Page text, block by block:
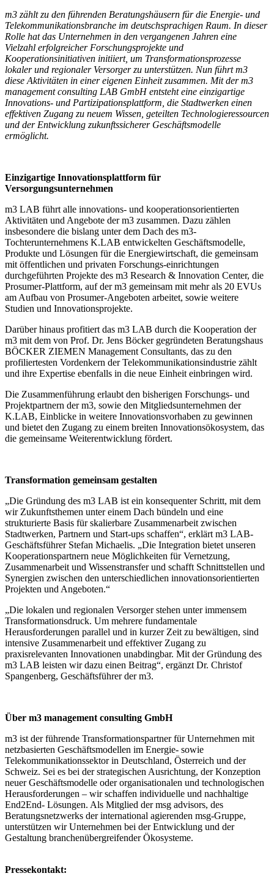
m3 zählt zu den führenden Beratungshäusern für die Energie- und
Telekommunikationsbranche im deutschsprachigen Raum. In dieser
Rolle hat das Unternehmen in den vergangenen Jahren eine
Vielzahl erfolgreicher Forschungsprojekte und
Kooperationsinitiativen initiiert, um Transformationsprozesse
lokaler und regionaler Versorger zu unterstützen. Nun führt m3
diese Aktivitäten in einer eigenen Einheit zusammen. Mit der m3
management consulting LAB GmbH entsteht eine einzigartige
Innovations- und Partizipationsplattform, die Stadtwerken einen
effektiven Zugang zu neuem Wissen, geteilten Technologieressourcen
und der Entwicklung zukunftssicherer Geschäftsmodelle
ermöglicht.
Einzigartige Innovationsplattform für
Versorgungsunternehmen
m3 LAB führt alle innovations- und kooperationsorientierten
Aktivitäten und Angebote der m3 zusammen. Dazu zählen
insbesondere die bislang unter dem Dach des m3-
Tochterunternehmens K.LAB entwickelten Geschäftsmodelle,
Produkte und Lösungen für die Energiewirtschaft, die gemeinsam
mit öffentlichen und privaten Forschungs-einrichtungen
durchgeführten Projekte des m3 Research & Innovation Center, die
Prosumer-Plattform, auf der m3 gemeinsam mit mehr als 20 EVUs
am Aufbau von Prosumer-​Angeboten arbeitet, sowie weitere
Studien und Innovationsprojekte.
Darüber hinaus profitiert das m3 LAB durch die Kooperation der
m3 mit dem von Prof. Dr. Jens Böcker gegründeten Beratungshaus
BÖCKER ZIEMEN Management Consultants, das zu den
profiliertesten Vordenkern der Telekommunikationsindustrie zählt
und ihre Expertise ebenfalls in die neue Einheit einbringen wird.
Die Zusammenführung erlaubt den bisherigen Forschungs- und
Projektpartnern der m3, sowie den Mitgliedsunternehmen der
K.LAB, Einblicke in weitere Innovationsvorhaben zu gewinnen
und bietet den Zugang zu einem breiten Innovationsökosystem, das
die gemeinsame Weiterentwicklung fördert.
Transformation gemeinsam gestalten
„Die Gründung des m3 LAB ist ein konsequenter Schritt, mit dem
wir Zukunftsthemen unter einem Dach bündeln und eine
strukturierte Basis für skalierbare Zusammenarbeit zwischen
Stadtwerken, Partnern und Start-ups schaffen“, erklärt m3 LAB-
Geschäftsführer Stefan Michaelis. „Die Integration bietet unseren
Kooperationspartnern neue Möglichkeiten für Vernetzung,
Zusammenarbeit und Wissenstransfer und schafft Schnittstellen und
Synergien zwischen den unterschiedlichen innovationsorientierten
Projekten und Angeboten.“
„Die lokalen und regionalen Versorger stehen unter immensem
Transformationsdruck. Um mehrere fundamentale
Herausforderungen parallel und in kurzer Zeit zu bewältigen, sind
intensive Zusammenarbeit und effektiver Zugang zu
praxisrelevanten Innovationen unabdingbar. Mit der Gründung des
m3 LAB leisten wir dazu einen Beitrag“, ergänzt Dr. Christof
Spangenberg, Geschäftsführer der m3.
Über m3 management consulting GmbH
m3 ist der führende Transformationspartner für Unternehmen mit
netzbasierten Geschäftsmodellen im Energie-​ sowie
Telekommunikationssektor in Deutschland, Österreich und der
Schweiz. Sei es bei der strategischen Ausrichtung, der Konzeption
neuer Geschäftsmodelle oder organisationalen und technologischen
Herausforderungen – wir schaffen individuelle und nachhaltige
End2End- Lösungen. Als Mitglied der msg advisors, des
Beratungsnetzwerks der international agierenden msg-​Gruppe,
unterstützen wir Unternehmen bei der Entwicklung und der
Gestaltung branchenübergreifender Ökosysteme.
Pressekontakt: